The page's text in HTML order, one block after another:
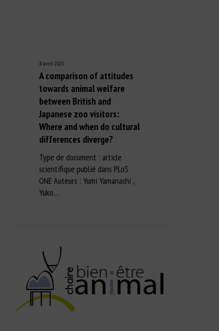
8 avril 2025
A comparison of attitudes
towards animal welfare
between British and
Japanese zoo visitors:
Where and when do cultural
differences diverge?
Type de document : article
scientifique publié dans PLoS
ONE Auteurs : Yumi Yamanashi ,
Yuko…